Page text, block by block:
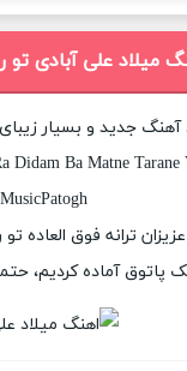
میلاد علی آبادی تو
آهنگ جدید و بسیار
Didam Ba Matne Tarane
ترانه فوق العاده
پاتوق آماده کردیم،